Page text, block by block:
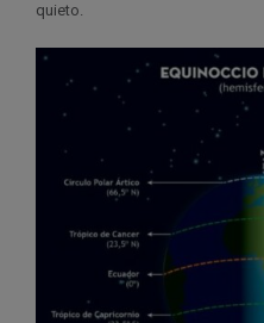
quieto.